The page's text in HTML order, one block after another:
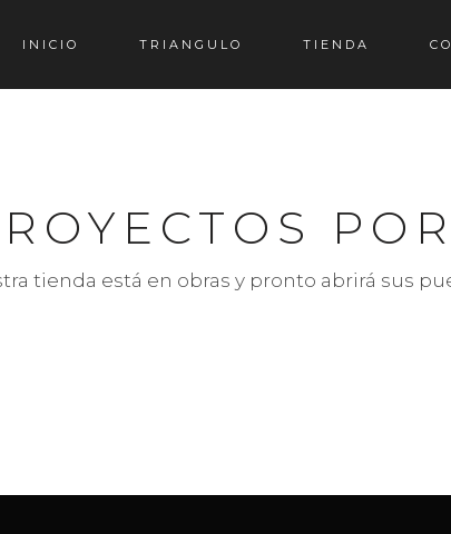
INICIO TRIANGULO TIENDA
tienda está en obras y pronto abrirá sus